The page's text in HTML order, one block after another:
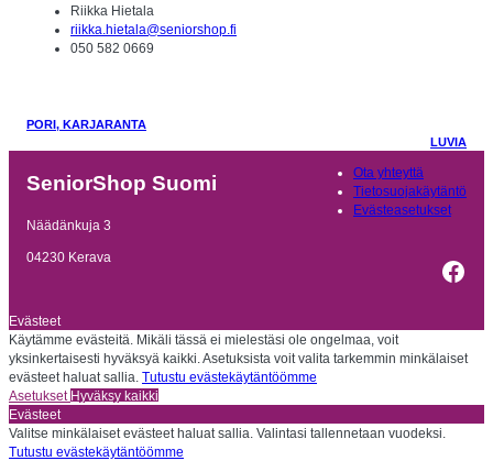
Riikka Hietala
riikka.hietala@seniorshop.fi
050 582 0669
PORI, KARJARANTA
LUVIA
SeniorShop Suomi
Näädänkuja 3
04230 Kerava
Ota yhteyttä
Tietosuojakäytäntö
Evästeasetukset
Evästeet
Käytämme evästeitä. Mikäli tässä ei mielestäsi ole ongelmaa, voit
yksinkertaisesti hyväksyä kaikki. Asetuksista voit valita tarkemmin minkälaiset
evästeet haluat sallia. Tutustu evästekäytäntöömme
Asetukset Hyväksy kaikki
Evästeet
Valitse minkälaiset evästeet haluat sallia. Valintasi tallennetaan vuodeksi.
Tutustu evästekäytäntöömme